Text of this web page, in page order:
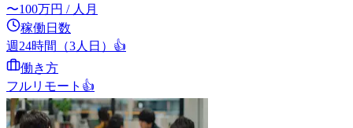
〜100万円 / 人月
稼働日数
週24時間（3人日） 👍
働き方
フルリモート 👍